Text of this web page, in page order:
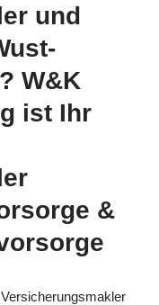
und
W&K
ist Ihr
&